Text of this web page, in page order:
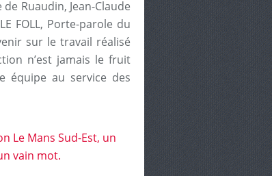
Ruaudin, Jean-Claude
FOLL, Porte-parole du
sur le travail réalisé
n’est jamais le fruit
équipe au service des